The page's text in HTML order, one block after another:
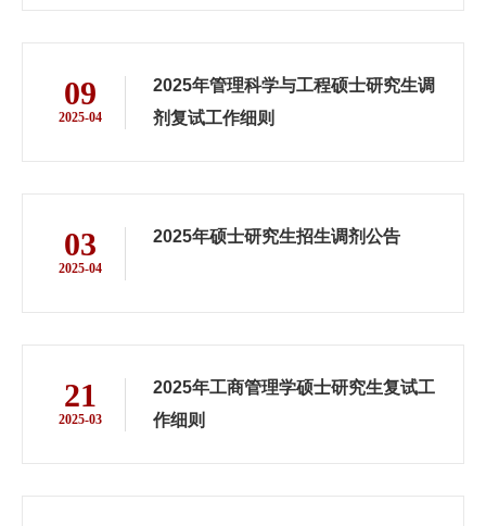
09
2025-04
2025年管理科学与工程硕士研究生调
剂复试工作细则
03
2025-04
2025年硕士研究生招生调剂公告
21
2025-03
2025年工商管理学硕士研究生复试工
作细则